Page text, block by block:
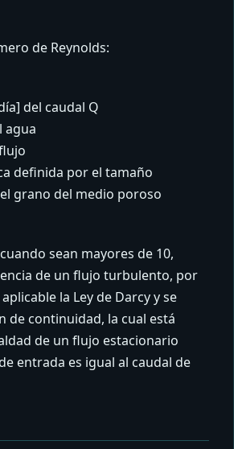
de Reynolds:
del caudal Q
agua
definida por el tamaño
grano del medio poroso
sean mayores de 10,
de un flujo turbulento, por
la Ley de Darcy y se
de continuidad, la cual está
de un flujo estacionario
entrada es igual al caudal de